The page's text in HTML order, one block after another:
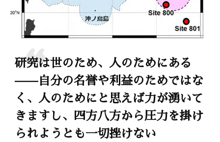
研究は世のため、人のためにある
——自分の名誉や利益のためではな
く、人のためにと思えば力が湧いて
きますし、四方八方から圧力を掛け
られようとも一切挫けない